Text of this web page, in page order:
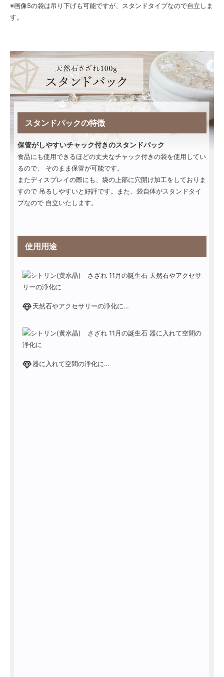
※画像5の袋は吊り下げも可能ですが、スタンドタイプなので自立しま
す。
スタンドパックの特徴
保管がしやすいチャック付きのスタンドパック
食品にも使用できるほどの丈夫なチャック付きの袋を使用してい
るので、 そのまま保管が可能です。
またディスプレイの際にも、袋の上部に穴開け加工をしておりま
すので 吊るしやすいと好評です。また、袋自体がスタンドタイ
プなので 自立いたします。
使用用途
天然石やアクセサリーの浄化に…
器に入れて空間の浄化に…